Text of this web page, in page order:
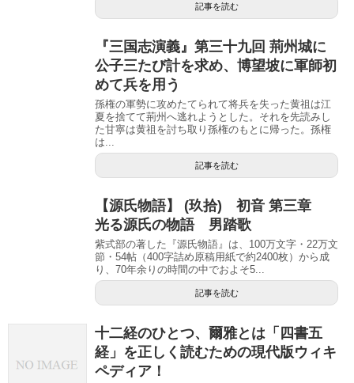
記事を読む
『三国志演義』第三十九回 荊州城に
公子三たび計を求め、博望坡に軍師初
めて兵を用う
孫権の軍勢に攻めたてられて将兵を失った黄祖は江
夏を捨てて荊州へ逃れようとした。それを先読みし
た甘寧は黄祖を討ち取り孫権のもとに帰った。孫権
は...
記事を読む
【源氏物語】 (玖拾) 初音 第三章
光る源氏の物語 男踏歌
紫式部の著した『源氏物語』は、100万文字・22万文
節・54帖（400字詰め原稿用紙で約2400枚）から成
り、70年余りの時間の中でおよそ5...
記事を読む
十二経のひとつ、爾雅とは「四書五
経」を正しく読むための現代版ウィキ
ペディア！